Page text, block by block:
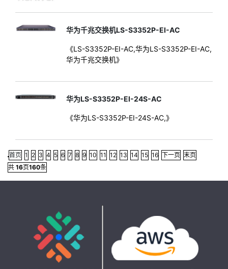
华为千兆交换机LS-S3352P-EI-AC
《LS-S3352P-EI-AC,华为LS-S3352P-EI-AC,
华为千兆交换机》
华为LS-S3352P-EI-24S-AC
《华为LS-S3352P-EI-24S-AC,》
首页 1 2 3 4 5 6 7 8 9 10 11 12 13 14 15 16 下一页 末页
共 16页160条